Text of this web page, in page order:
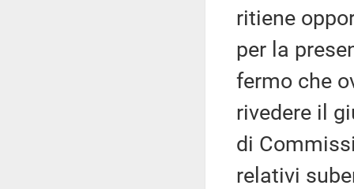
ritiene
per la
fermo che
rivedere il
di
relativi